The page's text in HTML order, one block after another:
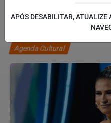
Agenda Cultural
APÓS DESABILITAR, ATUALIZE